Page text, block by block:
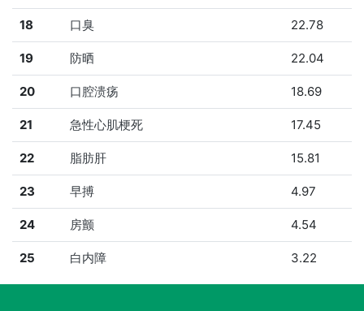
18 口臭 22.78
19 防晒 22.04
20 口腔溃疡 18.69
21 急性心肌梗死 17.45
22 脂肪肝 15.81
23 早搏 4.97
24 房颤 4.54
25 白内障 3.22